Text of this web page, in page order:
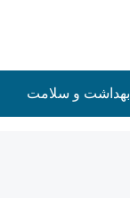
بهداشت و سلامت